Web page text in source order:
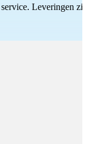
Leveringen